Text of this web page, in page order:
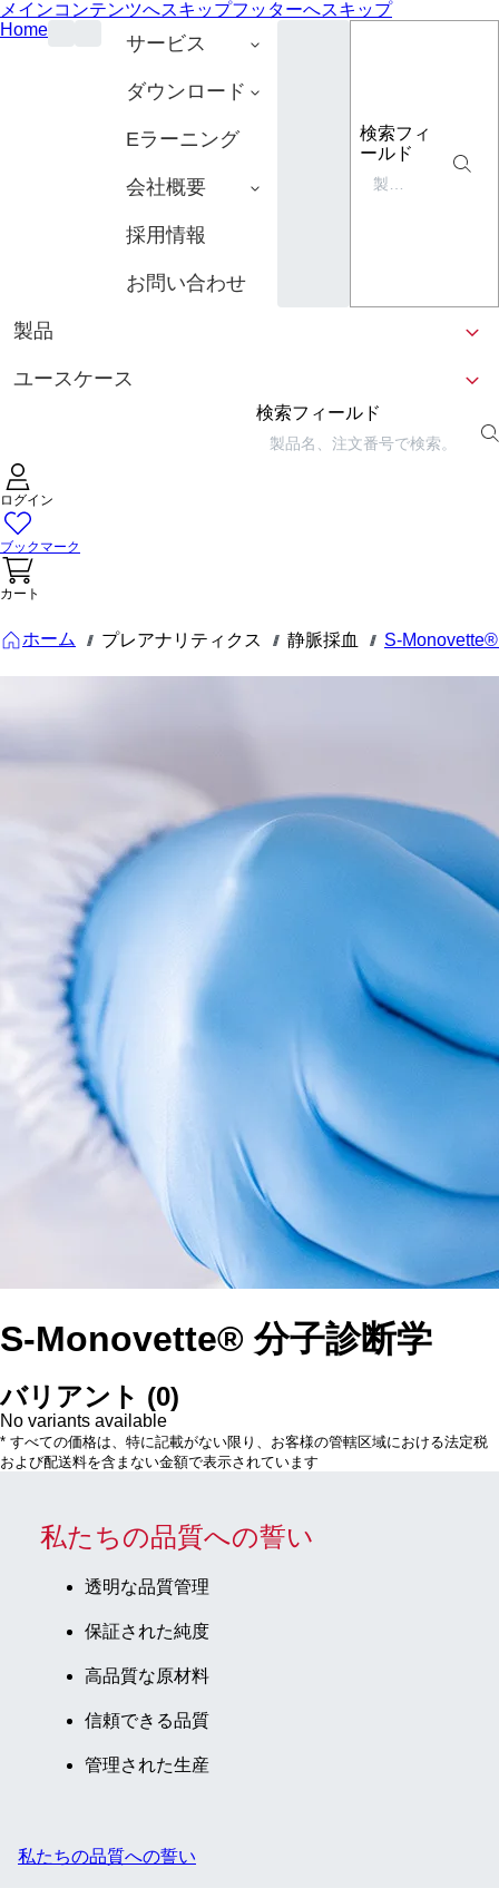
メインコンテンツへスキップフッターへスキップ
Home
サービス
ダウンロード
Eラーニング
会社概要
採用情報
お問い合わせ
検索フィ
ールド
製品
ユースケース
検索フィールド
ログイン
ブックマーク
カート
ホーム /// プレアナリティクス /// 静脈採血 /// S-
S-Monovette® 分子診断学
バリアント (0)
No variants available
* すべての価格は、特に記載がない限り、お客様の管轄区域における法定税
および配送料を含まない金額で表示されています
私たちの品質への誓い
透明な品質管理
保証された純度
高品質な原材料
信頼できる品質
管理された生産
私たちの品質への誓い